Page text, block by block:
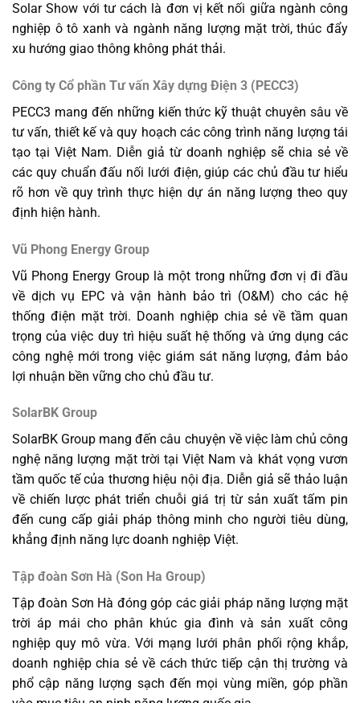
Solar Show với tư cách là đơn vị kết nối giữa ngành công
nghiệp ô tô xanh và ngành năng lượng mặt trời, thúc đẩy
xu hướng giao thông không phát thải.
Công ty Cổ phần Tư vấn Xây dựng Điện 3 (PECC3)
PECC3 mang đến những kiến thức kỹ thuật chuyên sâu về
tư vấn, thiết kế và quy hoạch các công trình năng lượng tái
tạo tại Việt Nam. Diễn giả từ doanh nghiệp sẽ chia sẻ về
các quy chuẩn đấu nối lưới điện, giúp các chủ đầu tư hiểu
rõ hơn về quy trình thực hiện dự án năng lượng theo quy
định hiện hành.
Vũ Phong Energy Group
Vũ Phong Energy Group là một trong những đơn vị đi đầu
về dịch vụ EPC và vận hành bảo trì (O&M) cho các hệ
thống điện mặt trời. Doanh nghiệp chia sẻ về tầm quan
trọng của việc duy trì hiệu suất hệ thống và ứng dụng các
công nghệ mới trong việc giám sát năng lượng, đảm bảo
lợi nhuận bền vững cho chủ đầu tư.
SolarBK Group
SolarBK Group mang đến câu chuyện về việc làm chủ công
nghệ năng lượng mặt trời tại Việt Nam và khát vọng vươn
tầm quốc tế của thương hiệu nội địa. Diễn giả sẽ thảo luận
về chiến lược phát triển chuỗi giá trị từ sản xuất tấm pin
đến cung cấp giải pháp thông minh cho người tiêu dùng,
khẳng định năng lực doanh nghiệp Việt.
Tập đoàn Sơn Hà (Son Ha Group)
Tập đoàn Sơn Hà đóng góp các giải pháp năng lượng mặt
trời áp mái cho phân khúc gia đình và sản xuất công
nghiệp quy mô vừa. Với mạng lưới phân phối rộng khắp,
doanh nghiệp chia sẻ về cách thức tiếp cận thị trường và
phổ cập năng lượng sạch đến mọi vùng miền, góp phần